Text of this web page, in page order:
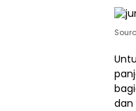
dan